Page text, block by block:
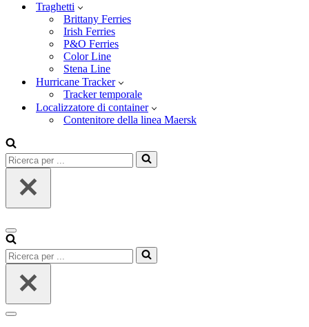
Traghetti
Brittany Ferries
Irish Ferries
P&O Ferries
Color Line
Stena Line
Hurricane Tracker
Tracker temporale
Localizzatore di container
Contenitore della linea Maersk
Ricerca
per
Menu
di
navigazione
Ricerca
per
Menu